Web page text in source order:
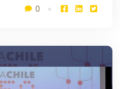
0